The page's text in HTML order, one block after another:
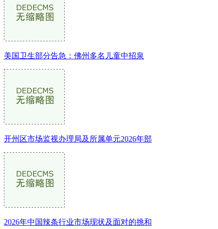
美国卫生部分告急：佛州多名儿童中招泉
开州区市场监视办理局及所属单元2026年部
2026年中国辣条行业市场现状及面对的挑和